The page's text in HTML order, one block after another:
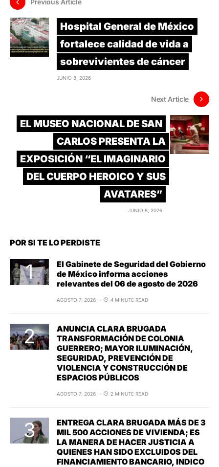
Previous Article
Hospital General de México
fortalece calidad de vida a
sobrevivientes de cáncer
JUNIO 8, 2026
Next Article
EL MUSEO NACIONAL DE SAN
CARLOS PRESENTA LA
EXPOSICIÓN “EL IMAGINARIO
DEL CUERPO HEROICO Y SUS
AVATARES”
JUNIO 8, 2026
POR SI TE LO PERDISTE
El Gabinete de Seguridad del Gobierno
de México informa acciones
relevantes del 06 de agosto de 2026
AGOSTO 7, 2026 4 MINUTE READ
ANUNCIA CLARA BRUGADA
TRANSFORMACIÓN DE COLONIA
GUERRERO; MAYOR ILUMINACIÓN,
SEGURIDAD, PREVENCIÓN DE
VIOLENCIA Y CONSTRUCCIÓN DE
ESPACIOS PÚBLICOS
AGOSTO 7, 2026 2 MINUTE READ
ENTREGA CLARA BRUGADA MÁS DE 3
MIL 500 ACCIONES DE VIVIENDA; ES
LA MANERA DE HACER JUSTICIA A
QUIENES HAN SIDO EXCLUIDOS DEL
FINANCIAMIENTO BANCARIO, INDICO